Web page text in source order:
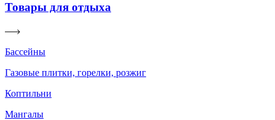
Товары для отдыха
Бассейны
Газовые плитки, горелки, розжиг
Коптильни
Мангалы